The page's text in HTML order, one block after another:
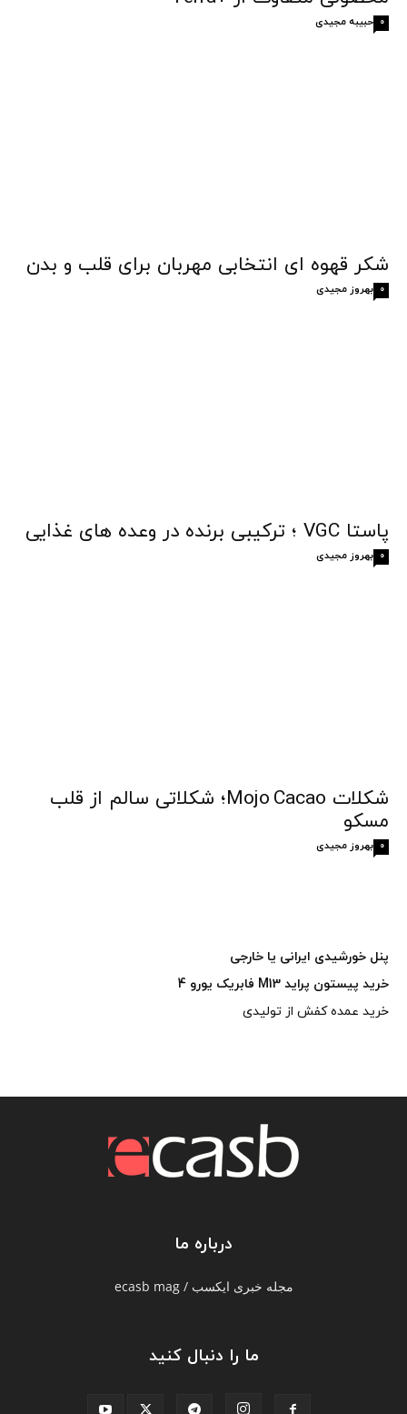
حبیبه مجیدی 0
شکر قهوه‌ ای انتخابی مهربان برای قلب و بدن
بهروز مجیدی 0
پاستا VGC ؛ ترکیبی برنده در وعده های غذایی
بهروز مجیدی 0
شکلات Mojo Cacao؛ شکلاتی سالم از قلب
مسکو
بهروز مجیدی 0
پنل خورشیدی ایرانی یا خارجی
خرید پیستون پراید M13 فابریک یورو 4
خرید عمده کفش از تولیدی
درباره ما
مجله خبری ایکسب / ecasb mag
ما را دنبال کنید